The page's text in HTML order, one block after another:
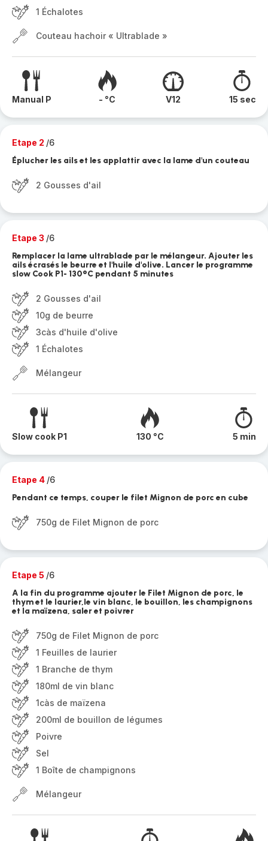
1 Échalotes
Couteau hachoir « Ultrablade »
Manual P - °C V12 15 sec
Etape 2 /6
Éplucher les ails et les applattir avec la lame d'un couteau
2 Gousses d'ail
Etape 3 /6
Remplacer la lame ultrablade par le mélangeur. Ajouter les
ails écrasés le beurre et l'huile d'olive. Lancer le programme
slow Cook P1- 130°C pendant 5 minutes
2 Gousses d'ail
10g de beurre
3càs d'huile d'olive
1 Échalotes
Mélangeur
Slow cook P1 130 °C 5 min
Etape 4 /6
Pendant ce temps, couper le filet Mignon de porc en cube
750g de Filet Mignon de porc
Etape 5 /6
A la fin du programme ajouter le Filet Mignon de porc, le
thym et le laurier,le vin blanc, le bouillon, les champignons
et la maïzena, saler et poivrer
750g de Filet Mignon de porc
1 Feuilles de laurier
1 Branche de thym
180ml de vin blanc
1càs de maïzena
200ml de bouillon de légumes
Poivre
Sel
1 Boîte de champignons
Mélangeur